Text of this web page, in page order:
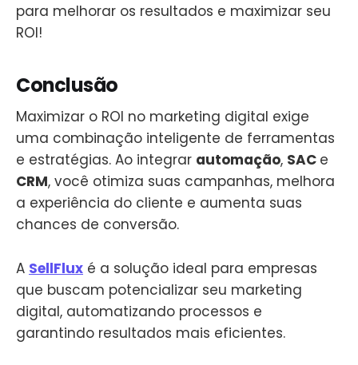
para melhorar os resultados e maximizar seu
ROI!
Conclusão
Maximizar o ROI no marketing digital exige
uma combinação inteligente de ferramentas
e estratégias. Ao integrar automação, SAC e
CRM, você otimiza suas campanhas, melhora
a experiência do cliente e aumenta suas
chances de conversão.
A SellFlux é a solução ideal para empresas
que buscam potencializar seu marketing
digital, automatizando processos e
garantindo resultados mais eficientes.